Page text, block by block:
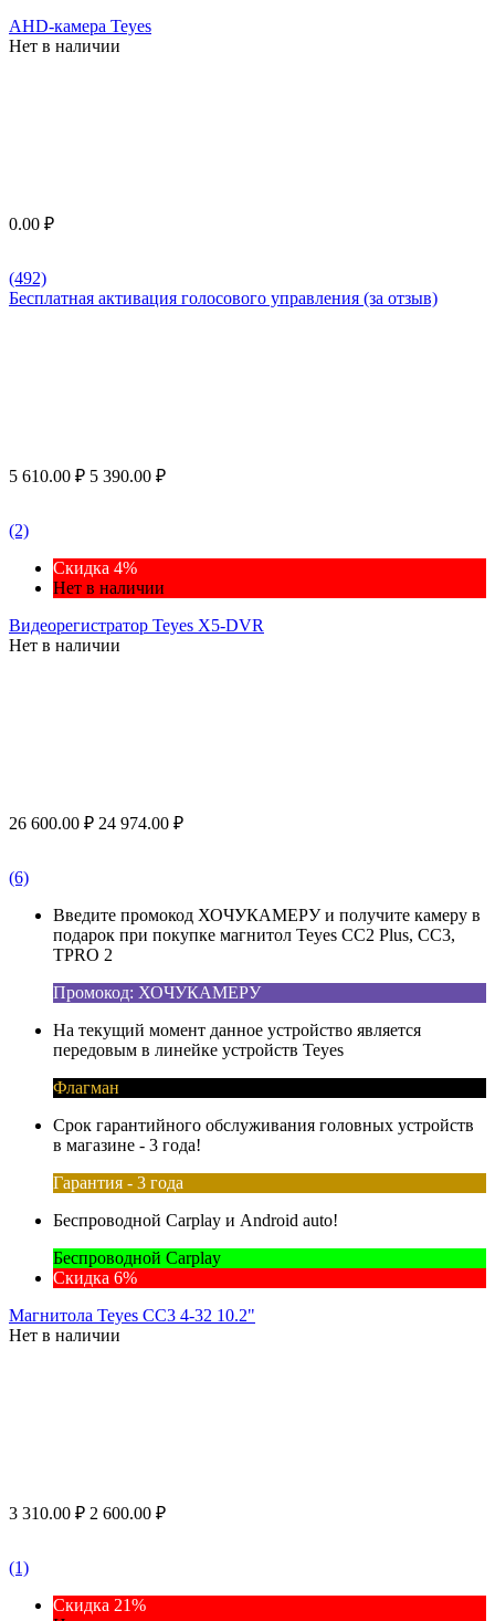
AHD-камера Teyes
Нет в наличии
0.00 ₽
(492)
Бесплатная активация голосового управления (за отзыв)
5 610.00 ₽ 5 390.00 ₽
(2)
Скидка 4%
Нет в наличии
Видеорегистратор Teyes X5-DVR
Нет в наличии
26 600.00 ₽ 24 974.00 ₽
(6)
Введите промокод ХОЧУКАМЕРУ и получите камеру в
подарок при покупке магнитол Teyes CC2 Plus, CC3,
TPRO 2
Промокод: ХОЧУКАМЕРУ
На текущий момент данное устройство является
передовым в линейке устройств Teyes
Флагман
Срок гарантийного обслуживания головных устройств
в магазине - 3 года!
Гарантия - 3 года
Беспроводной Carplay и Android auto!
Беспроводной Carplay
Скидка 6%
Магнитола Teyes CC3 4-32 10.2"
Нет в наличии
3 310.00 ₽ 2 600.00 ₽
(1)
Скидка 21%